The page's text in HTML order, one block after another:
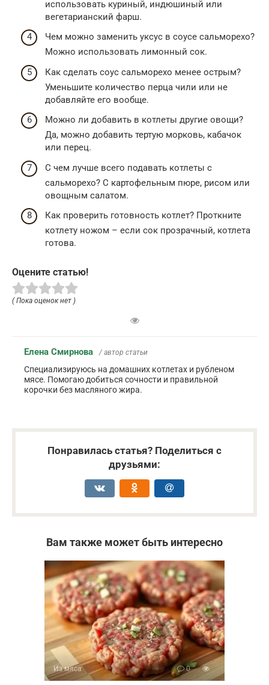
использовать куриный, индюшиный или
вегетарианский фарш.
Чем можно заменить уксус в соусе сальморехо?
Можно использовать лимонный сок.
Как сделать соус сальморехо менее острым?
Уменьшите количество перца чили или не
добавляйте его вообще.
Можно ли добавить в котлеты другие овощи?
Да, можно добавить тертую морковь, кабачок
или перец.
С чем лучше всего подавать котлеты с
сальморехо? С картофельным пюре, рисом или
овощным салатом.
Как проверить готовность котлет? Проткните
котлету ножом – если сок прозрачный, котлета
готова.
Оцените статью!
( Пока оценок нет )
Елена Смирнова / автор статьи
Специализируюсь на домашних котлетах и рубленом
мясе. Помогаю добиться сочности и правильной
корочки без масляного жира.
Понравилась статья? Поделиться с
друзьями:
Вам также может быть интересно
Из мяса 0